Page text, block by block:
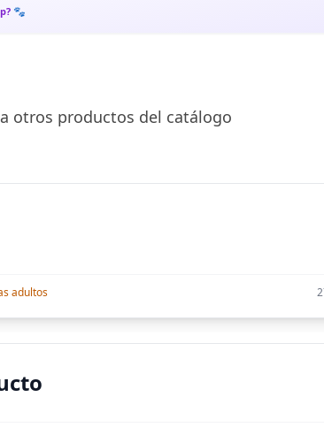
🐾
otros productos del catálogo
adultos